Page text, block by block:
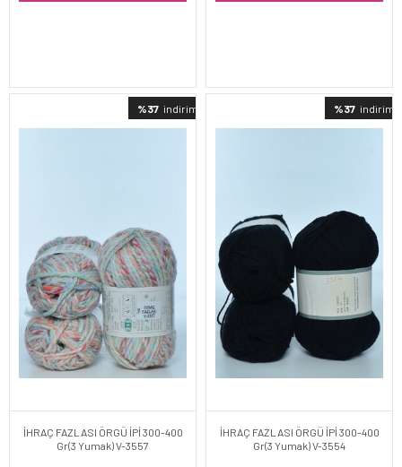
%37 indirimli
İHRAÇ FAZLASI ÖRGÜ İPİ 300-400
Gr(3 Yumak) V-3557
%37 indirimli
İHRAÇ FAZLASI ÖRGÜ İPİ 300-400
Gr(3 Yumak) V-3554